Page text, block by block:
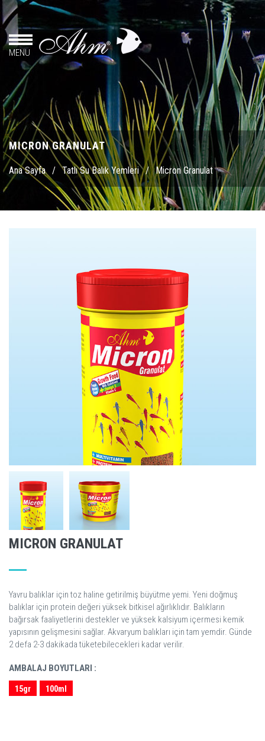
MENU
MICRON GRANULAT
Ana Sayfa / Tatlı Su Balık Yemleri / Micron Granulat
MICRON GRANULAT
Yavru balıklar için toz haline getirilmiş büyütme yemi. Yeni doğmuş
balıklar için protein değeri yüksek bitkisel ağırlıklıdır. Balıkların
bağırsak faaliyetlerini destekler ve yüksek kalsiyum içermesi kemik
yapısının gelişmesini sağlar. Akvaryum balıkları için tam yemdir. Günde
2 defa 2-3 dakikada tüketebilecekleri kadar verilir.
AMBALAJ BOYUTLARI :
15gr 100ml